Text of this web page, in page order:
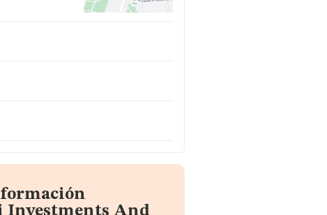
Investments And